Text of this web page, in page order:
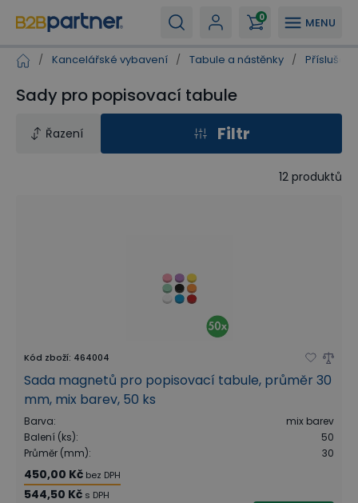
MENU
0
/ Kancelářské vybavení / Tabule a nástěnky /
Sady pro popisovací tabule
Řazení Filtr
12 produktů
Kód zboží: 464004
Sada magnetů pro popisovací tabule, průměr 30
mm, mix barev, 50 ks
Barva:
mix barev
Balení (ks):
50
Průměr (mm): 30
450,00 Kč bez DPH
544,50 Kč s DPH